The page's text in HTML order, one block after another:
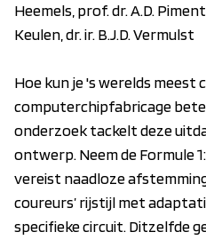
Heemels, prof. dr. A.D.
Keulen, dr. ir. B.J.D. Vermulst
Hoe kun je 's werelds meest
computerchipfabricage
onderzoek tackelt deze
ontwerp. Neem de Formule
vereist naadloze
coureurs’ rijstijl met
specifieke circuit. Ditzelfde